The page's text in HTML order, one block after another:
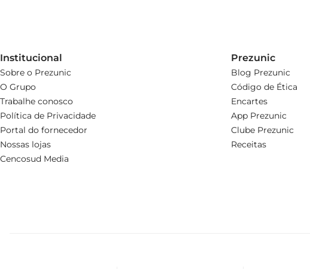
Institucional
Sobre o Prezunic
O Grupo
Trabalhe conosco
Política de Privacidade
Portal do fornecedor
Nossas lojas
Cencosud Media
Prezunic
Blog Prezunic
Código de Ética
Encartes
App Prezunic
Clube Prezunic
Receitas